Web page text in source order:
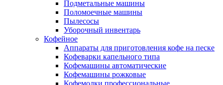
Подметальные машины
Поломоечные машины
Пылесосы
Уборочный инвентарь
Кофейное
Аппараты для приготовления кофе на песке
Кофеварки капельного типа
Кофемашины автоматические
Кофемашины рожковые
Кофемолки профессиональные